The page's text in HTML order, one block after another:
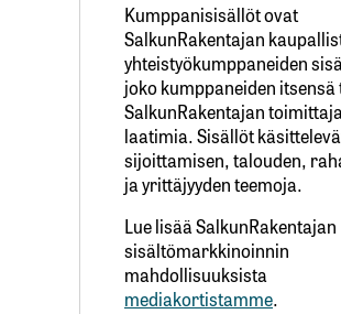
Kumppanisisällöt ovat
SalkunRakentajan
yhteistyökumppaneiden
joko kumppaneiden itsensä
SalkunRakentajan
laatimia. Sisällöt
sijoittamisen, talouden,
ja yrittäjyyden teemoja.
Lue lisää SalkunRakentajan
sisältömarkkinoinnin
mahdollisuuksista
mediakortistamme.